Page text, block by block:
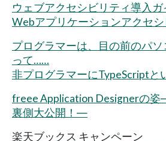
ウェブアクセシビリティ導入ガ
Webアプリケーションアクセシ
プログラマーは、目の前のパ
って……
非プログラマーにTypeScriptと
freee Application Designerの
裏側大公開！―
楽天ブックス キャンペーン